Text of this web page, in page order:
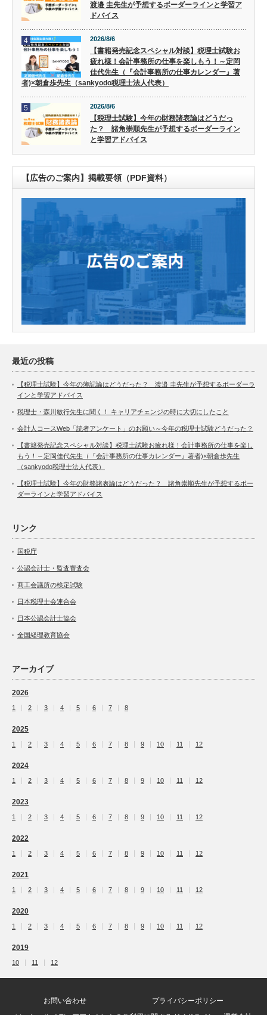
渡邉 圭先生が予想するボーダーラインと学習ア
ドバイス
4 2026/8/6
【書籍発売記念スペシャル対談】税理士試験お
疲れ様！会計事務所の仕事を楽しもう！～定岡
佳代先生（『会計事務所の仕事カレンダー』著
者)×朝倉歩先生（sankyodo税理士法人代表）
5 2026/8/6
【税理士試験】今年の財務諸表論はどうだっ
た？ 諸角崇順先生が予想するボーダーライン
と学習アドバイス
【広告のご案内】掲載要領（PDF資料）
最近の投稿
【税理士試験】今年の簿記論はどうだった？ 渡邉 圭先生が予想するボーダーラ
インと学習アドバイス
税理士・森川敏行先生に聞く！ キャリアチェンジの時に大切にしたこと
会計人コースWeb「読者アンケート」のお願い～今年の税理士試験どうだった？
【書籍発売記念スペシャル対談】税理士試験お疲れ様！会計事務所の仕事を楽し
もう！～定岡佳代先生（『会計事務所の仕事カレンダー』著者)×朝倉歩先生
（sankyodo税理士法人代表）
【税理士試験】今年の財務諸表論はどうだった？ 諸角崇順先生が予想するボー
ダーラインと学習アドバイス
リンク
国税庁
公認会計士・監査審査会
商工会議所の検定試験
日本税理士会連合会
日本公認会計士協会
全国経理教育協会
アーカイブ
2026
1 2 3 4 5 6 7 8
2025
1 2 3 4 5 6 7 8 9 10 11 12
2024
1 2 3 4 5 6 7 8 9 10 11 12
2023
1 2 3 4 5 6 7 8 9 10 11 12
2022
1 2 3 4 5 6 7 8 9 10 11 12
2021
1 2 3 4 5 6 7 8 9 10 11 12
2020
1 2 3 4 5 6 7 8 9 10 11 12
2019
10 11 12
お問い合わせ
プライバシーポリシー